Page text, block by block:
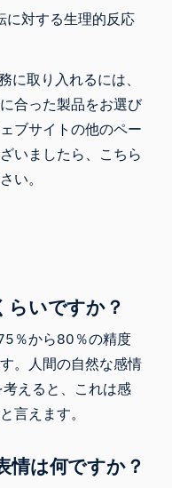
に対する生理的反応
に取り入れるには、
合った製品をお選び
ブサイトの他のペー
いましたら、 こちら
い。
らいですか？
％から80％の精度
。人間の自然な感情
えると、これは感
言えます。
情は何ですか？